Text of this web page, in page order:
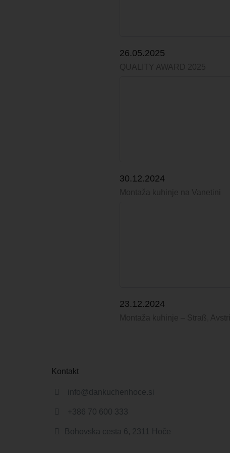
26.05.2025
30.12.2024
23.12.2024
Kontakt
info@dankuchenhoce.si
+386 70 600 333
Bohovska cesta 6, 2311 Hoče